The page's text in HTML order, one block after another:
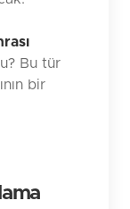
Bu tür
bir